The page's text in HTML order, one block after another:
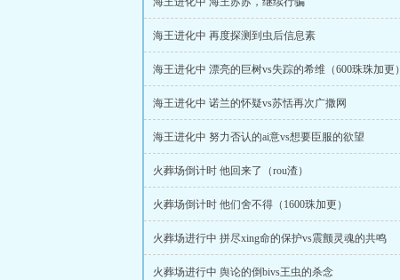
海王进化中 再度探测到虫后信息素
海王进化中 漂亮的巨树vs失踪的希维（600珠珠加更）
海王进化中 诺兰的怀疑vs苏恬再次广撒网
海王进化中 努力否认的ai意vs想要臣服的欲望
火葬场倒计时 他回来了（rou渣）
火葬场倒计时 他们舍不得（1600珠加更）
火葬场进行中 拼尽xing命的保护vs震颤灵魂的共鸣
火葬场进行中 舆论的倒bivs王虫的杀念